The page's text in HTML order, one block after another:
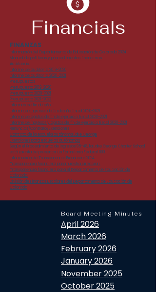
Financials
FINANZAS
Información del Departamento de Educación de Colorado 2024
Manual de políticas y procedimientos financieros
Auditorias
Informe de auditoría 2019-2020
Informe de auditoría 2020-2021
Presupuestos
Presupuesto 2019-2020
Presupuesto 2020-2021
Presupuesto 2021-2022
Informes de fin de año
Informe de ingresos de fin de año fiscal 2020-2021
Informe de gastos de fin de ejercicio fiscal 2020-2021
Informe de ingresos y gastos de fin de ejercicio fiscal 2020-2021
Renuncias/Contrato/Exenciones
Contrato de la escuela autónoma Lake George
Exenciones para escuelas autónomas
Según el Procedimiento de Ingresos 95-48, la Lake George Charter School
está exenta de presentar un Formulario Federal 990.
Información de Transparencia Financiera 2024
Transparencia financiera para nuestra direccion.
Transparencia financiera para el Departamento de Educación de
Colorado.
División de Finanzas Escolares del Departamento de Educación de
Colorado
Board Meeting Minutes
April 2026
March 2026
February 2026
January 2026
November 2025
October 2025